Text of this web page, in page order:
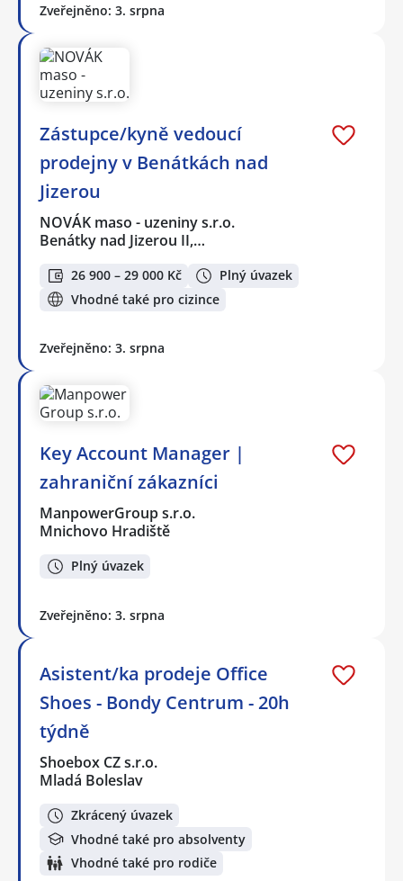
Zveřejněno: 3. srpna
Zástupce/kyně vedoucí
prodejny v Benátkách nad
Jizerou
NOVÁK maso - uzeniny s.r.o.
Benátky nad Jizerou II,…
26 900 – 29 000 Kč
Plný úvazek
Vhodné také pro cizince
Zveřejněno: 3. srpna
Key Account Manager |
zahraniční zákazníci
ManpowerGroup s.r.o.
Mnichovo Hradiště
Plný úvazek
Zveřejněno: 3. srpna
Asistent/ka prodeje Office
Shoes - Bondy Centrum - 20h
týdně
Shoebox CZ s.r.o.
Mladá Boleslav
Zkrácený úvazek
Vhodné také pro absolventy
Vhodné také pro rodiče